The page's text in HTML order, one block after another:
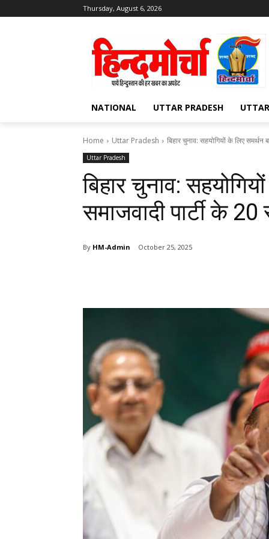
Thursday, August 6, 2026
NATIONAL UTTAR PRADESH
Home Uttar Pradesh बिहार चुनाव: सहयोगियों के लिए समर्थन
Uttar Pradesh
बिहार चुनाव:
समाजवादी पार्टी के
By HM-Admin October 25, 2025